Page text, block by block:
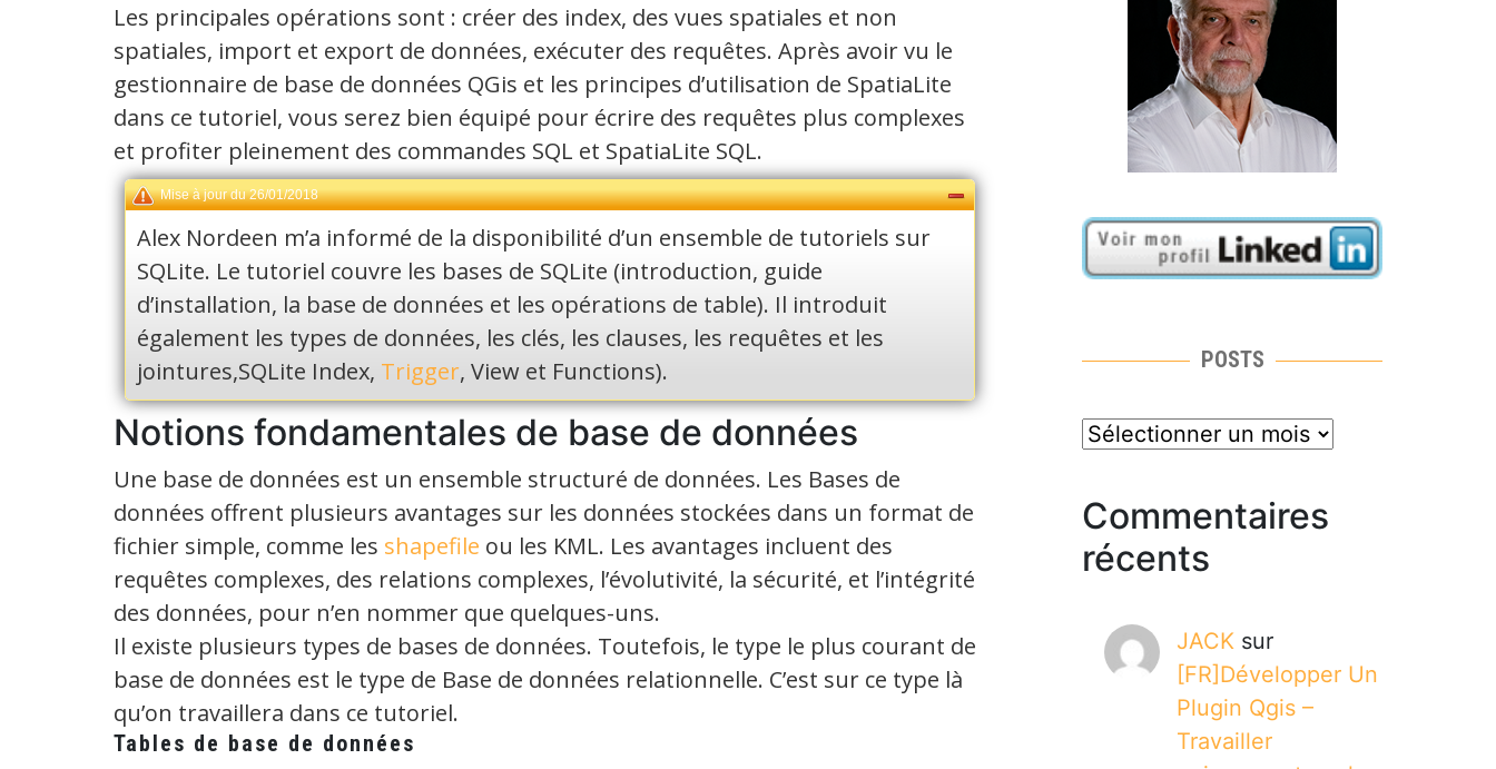
Les principales opérations sont : créer des index, des vues spatiales et non
spatiales, import et export de données, exécuter des requêtes. Après avoir vu le
gestionnaire de base de données QGis et les principes d’utilisation de SpatiaLite
dans ce tutoriel, vous serez bien équipé pour écrire des requêtes plus complexes
et profiter pleinement des commandes SQL et SpatiaLite SQL.
Mise à jour du 26/01/2018
Alex Nordeen m’a informé de la disponibilité d’un ensemble de tutoriels sur
SQLite. Le tutoriel couvre les bases de SQLite (introduction, guide
d’installation, la base de données et les opérations de table). Il introduit
également les types de données, les clés, les clauses, les requêtes et les
jointures,SQLite Index, Trigger, View et Functions).
Notions fondamentales de base de données
Une base de données est un ensemble structuré de données. Les Bases de
données offrent plusieurs avantages sur les données stockées dans un format de
fichier simple, comme les shapefile ou les KML. Les avantages incluent des
requêtes complexes, des relations complexes, l’évolutivité, la sécurité, et l’intégrité
des données, pour n’en nommer que quelques-uns.
Il existe plusieurs types de bases de données. Toutefois, le type le plus courant de
base de données est le type de Base de données relationnelle. C’est sur ce type là
qu’on travaillera dans ce tutoriel.
Tables de base de données
POSTS
posts
Commentaires
récents
JACK sur
[FR]Développer Un
Plugin Qgis –
Travailler